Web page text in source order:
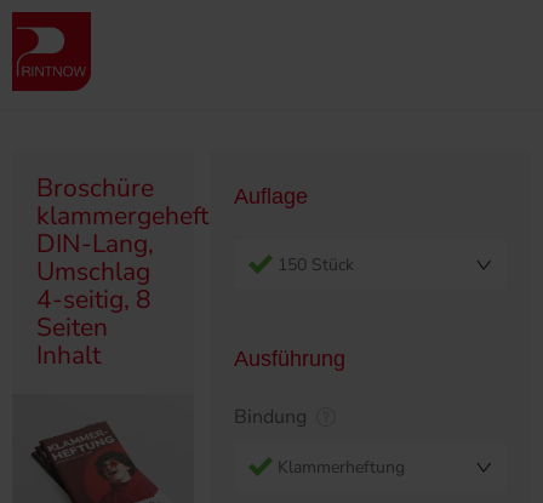
Produktübersicht
Broschüre klammergeheftet, DIN-Lang, Umschlag 4-seitig, 8 Seiten
Inhalt
Broschüre
klammergeheftet,
DIN-Lang,
Umschlag
4-seitig, 8
Seiten
Inhalt
Auflage
150 Stück
Ausführung
Bindung
Klammerheftung